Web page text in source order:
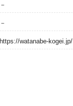
－
－
https://watanabe-kogei.jp/